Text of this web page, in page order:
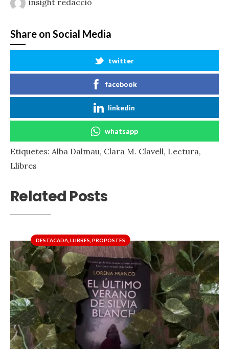
insight redacció
Share on Social Media
twitter
facebook
linkedin
whatsapp
Etiquetes: Alba Dalmau, Clara M. Clavell, Lectura,
Llibres
Related Posts
DESTACADA LLIBRES PROPOSTES